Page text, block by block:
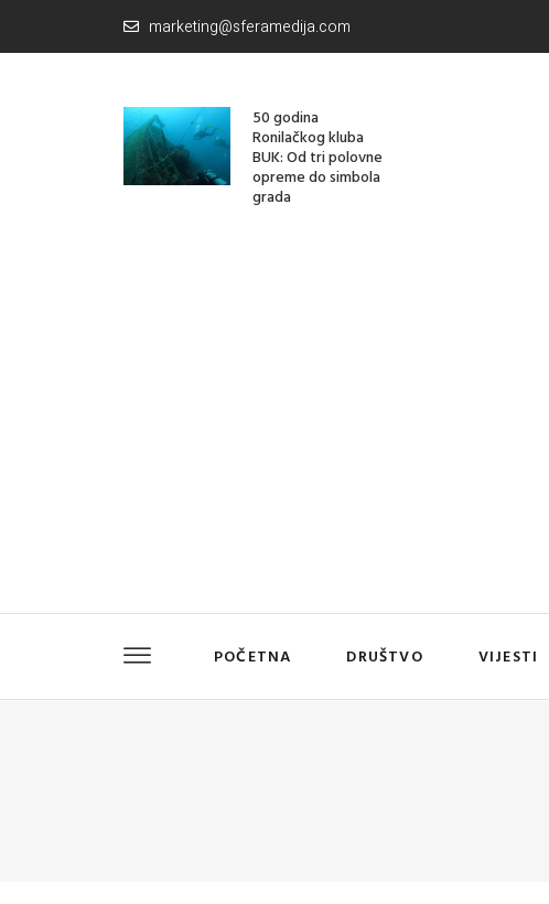
marketing@sferamedija.com
50 godina
Ronilačkog kluba
BUK: Od tri polovne
opreme do simbola
grada
POČETNA DRUŠTVO VIJESTI